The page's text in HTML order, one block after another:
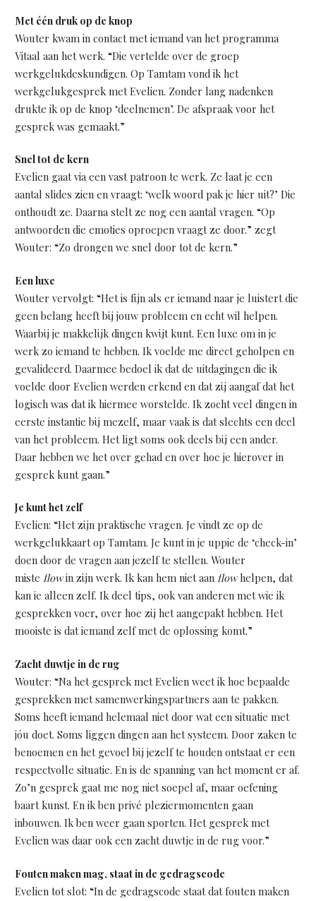
Met één druk op de knop
Wouter kwam in contact met iemand van het programma
Vitaal aan het werk. “Die vertelde over de groep
werkgelukdeskundigen. Op Tamtam vond ik het
werkgelukgesprek met Evelien. Zonder lang nadenken
drukte ik op de knop ‘deelnemen’. De afspraak voor het
gesprek was gemaakt.”
Snel tot de kern
Evelien gaat via een vast patroon te werk. Ze laat je een
aantal slides zien en vraagt: ‘welk woord pak je hier uit?’ Die
onthoudt ze. Daarna stelt ze nog een aantal vragen. “Op
antwoorden die emoties oproepen vraagt ze door.” zegt
Wouter: “Zo drongen we snel door tot de kern.”
Een luxe
Wouter vervolgt: “Het is fijn als er iemand naar je luistert die
geen belang heeft bij jouw probleem en echt wil helpen.
Waarbij je makkelijk dingen kwijt kunt. Een luxe om in je
werk zo iemand te hebben. Ik voelde me direct geholpen en
gevalideerd. Daarmee bedoel ik dat de uitdagingen die ik
voelde door Evelien werden erkend en dat zij aangaf dat het
logisch was dat ik hiermee worstelde. Ik zocht veel dingen in
eerste instantie bij mezelf, maar vaak is dat slechts een deel
van het probleem. Het ligt soms ook deels bij een ander.
Daar hebben we het over gehad en over hoe je hierover in
gesprek kunt gaan.”
Je kunt het zelf
Evelien: “Het zijn praktische vragen. Je vindt ze op de
werkgelukkaart op Tamtam. Je kunt in je uppie de ‘check-in’
doen door de vragen aan jezelf te stellen. Wouter
miste flowin zijn werk. Ik kan hem niet aan flowhelpen, dat
kan ie alleen zelf. Ik deel tips, ook van anderen met wie ik
gesprekken voer, over hoe zij het aangepakt hebben. Het
mooiste is dat iemand zelf met de oplossing komt.”
Zacht duwtje in de rug
Wouter: “Na het gesprek met Evelien weet ik hoe bepaalde
gesprekken met samenwerkingspartners aan te pakken.
Soms heeft iemand helemaal niet door wat een situatie met
jóu doet. Soms liggen dingen aan het systeem. Door zaken te
benoemen en het gevoel bij jezelf te houden ontstaat er een
respectvolle situatie. En is de spanning van het moment er af.
Zo’n gesprek gaat me nog niet soepel af, maar oefening
baart kunst. En ik ben privé pleziermomenten gaan
inbouwen. Ik ben weer gaan sporten. Het gesprek met
Evelien was daar ook een zacht duwtje in de rug voor.”
Fouten maken mag, staat in de gedragscode
Evelien tot slot: “In de gedragscode staat dat fouten maken